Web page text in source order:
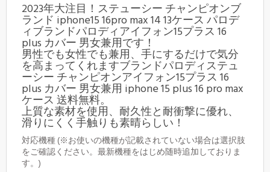
2023年大注目！ステューシー チャンピオンブ
ランド iphone15 16pro max 14 13ケース パロデ
ィブランドパロディアイフォン15プラス 16
plus カバー 男女兼用です！
男性でも女性でも兼用、手にするだけで気分
を高まってくれますブランドパロディステュ
ーシー チャンピオンアイフォン15プラス 16
plus カバー 男女兼用 iphone 15 plus 16 pro max
ケース 送料無料。
上質な素材を使用、耐久性と耐衝撃に優れ、
滑りにくく手触りも素晴らしい！
対応機種 (※お使いの機種が記載されていない場合は選択肢
をご確認ください。最新機種をはじめ随時追加しておりま
す。)